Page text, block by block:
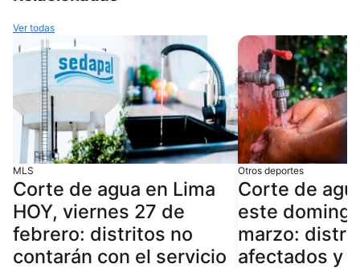
Ver todas
MLS
Corte de agua en Lima
HOY, viernes 27 de
febrero: distritos no
contarán con el servicio
Otros deportes
Corte de
este
marzo:
afectados y